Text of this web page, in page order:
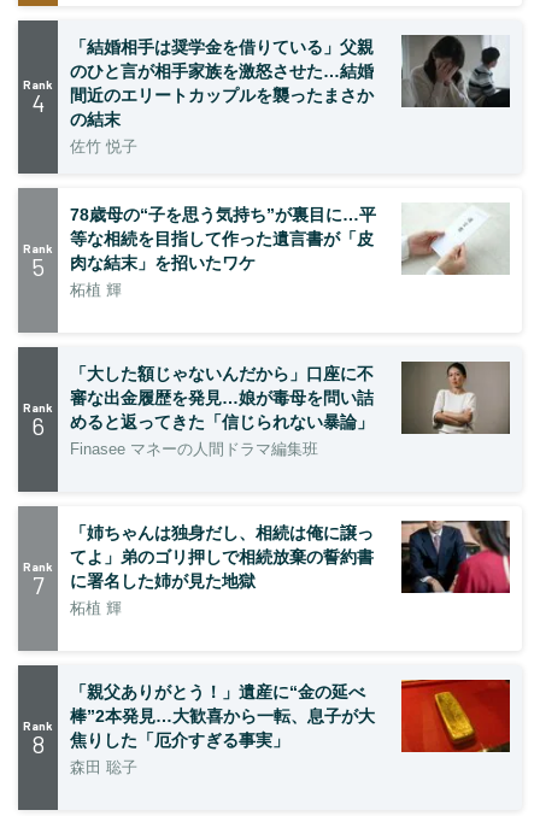
Rank
4
「結婚相手は奨学金を借りている」父親
のひと言が相手家族を激怒させた…結婚
間近のエリートカップルを襲ったまさか
の結末
佐竹 悦子
Rank
5
78歳母の“子を思う気持ち”が裏目に…平
等な相続を目指して作った遺言書が「皮
肉な結末」を招いたワケ
柘植 輝
Rank
6
「大した額じゃないんだから」口座に不
審な出金履歴を発見…娘が毒母を問い詰
めると返ってきた「信じられない暴論」
Finasee マネーの人間ドラマ編集班
Rank
7
「姉ちゃんは独身だし、相続は俺に譲っ
てよ」弟のゴリ押しで相続放棄の誓約書
に署名した姉が見た地獄
柘植 輝
Rank
8
「親父ありがとう！」遺産に“金の延べ
棒”2本発見…大歓喜から一転、息子が大
焦りした「厄介すぎる事実」
森田 聡子